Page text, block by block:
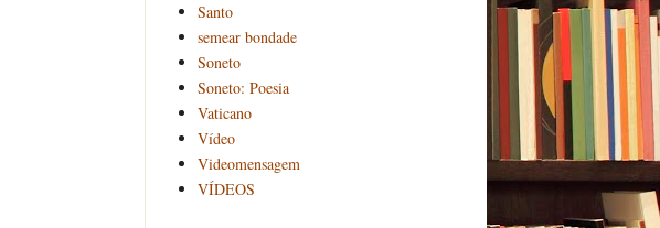
Santo
semear bondade
Soneto
Soneto: Poesia
Vaticano
Vídeo
Videomensagem
VÍDEOS